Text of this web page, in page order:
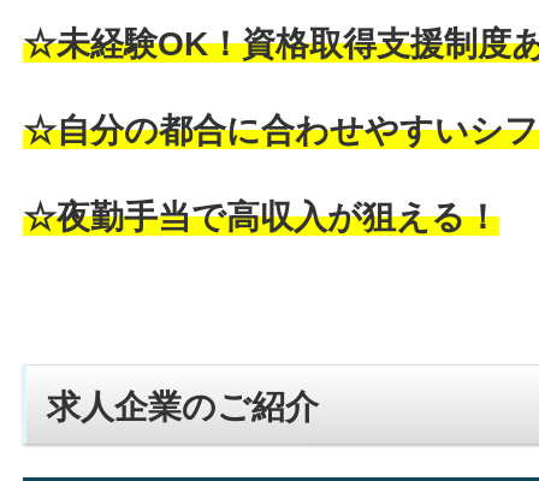
☆未経験OK！資格取得支援制度
☆自分の都合に合わせやすいシ
☆夜勤手当で高収入が狙える！
求人企業のご紹介